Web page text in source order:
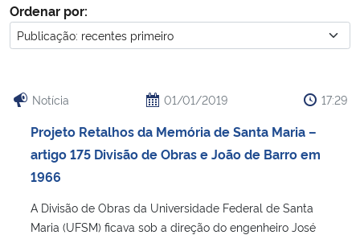
Ministério da Agricultura, Pecuária e Abastecimento
Ministério da Educação
Ministério da Cidadania
Ministério da Saúde
Ministério de Minas e Energia
Ministério da Ciência, Tecnologia, Inovações e Comunicações
Ordenar por:
Notícia 01/01/2019 17:29
Projeto Retalhos da Memória de Santa Maria –
artigo 175 Divisão de Obras e João de Barro em
1966
A Divisão de Obras da Universidade Federal de Santa
Maria (UFSM) ficava sob a direção do engenheiro José